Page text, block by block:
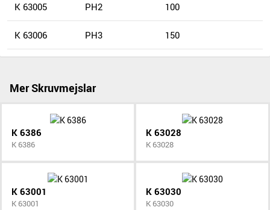
K 63005 PH2 100
K 63006 PH3 150
Mer Skruvmejslar
K 6386
K 6386
K 63028
K 63028
K 63001
K 63001
K 63030
K 63030